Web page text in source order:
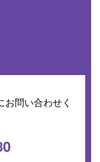
問い合わせく